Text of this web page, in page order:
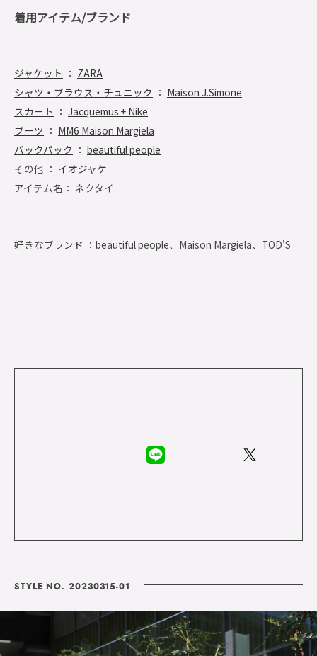
着用アイテム/ブランド
ジャケット ： ZARA
シャツ・ブラウス・チュニック ： Maison J.Simone
スカート ： Jacquemus + Nike
ブーツ ： MM6 Maison Margiela
バックパック ： beautiful people
その他 ： イオジャケ
アイテム名： ネクタイ
好きなブランド ： beautiful people、Maison Margiela、TOD'S
STYLE NO. 20230315-01